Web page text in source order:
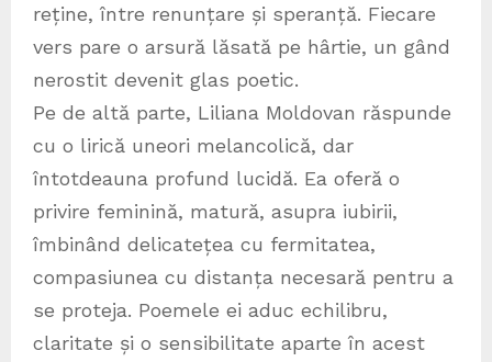
reține, între renunțare și speranță. Fiecare
vers pare o arsură lăsată pe hârtie, un gând
nerostit devenit glas poetic.
Pe de altă parte, Liliana Moldovan răspunde
cu o lirică uneori melancolică, dar
întotdeauna profund lucidă. Ea oferă o
privire feminină, matură, asupra iubirii,
îmbinând delicatețea cu fermitatea,
compasiunea cu distanța necesară pentru a
se proteja. Poemele ei aduc echilibru,
claritate și o sensibilitate aparte în acest